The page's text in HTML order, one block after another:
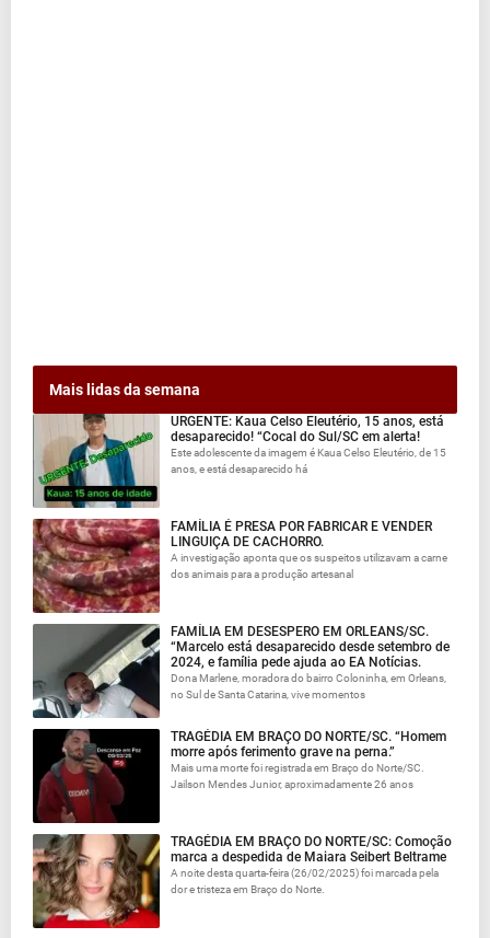
Mais lidas da semana
URGENTE: Kaua Celso Eleutério, 15 anos, está
desaparecido! “Cocal do Sul/SC em alerta!
Este adolescente da imagem é Kaua Celso Eleutério, de 15
anos, e está desaparecido há
FAMÍLIA É PRESA POR FABRICAR E VENDER
LINGUIÇA DE CACHORRO.
A investigação aponta que os suspeitos utilizavam a carne
dos animais para a produção artesanal
FAMÍLIA EM DESESPERO EM ORLEANS/SC.
“Marcelo está desaparecido desde setembro de
2024, e família pede ajuda ao EA Notícias.
Dona Marlene, moradora do bairro Coloninha, em Orleans,
no Sul de Santa Catarina, vive momentos
TRAGÉDIA EM BRAÇO DO NORTE/SC. “Homem
morre após ferimento grave na perna.”
Mais uma morte foi registrada em Braço do Norte/SC.
Jailson Mendes Junior, aproximadamente 26 anos
TRAGÉDIA EM BRAÇO DO NORTE/SC: Comoção
marca a despedida de Maiara Seibert Beltrame
A noite desta quarta-feira (26/02/2025) foi marcada pela
dor e tristeza em Braço do Norte.